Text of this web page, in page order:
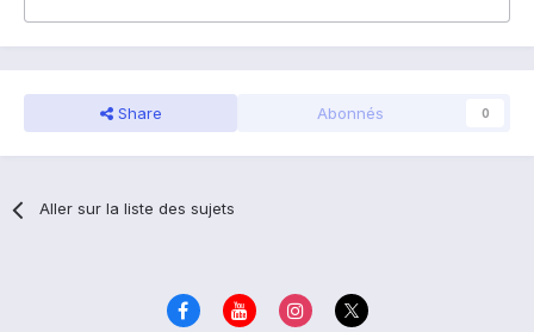
Share Abonnés 0
Aller sur la liste des sujets